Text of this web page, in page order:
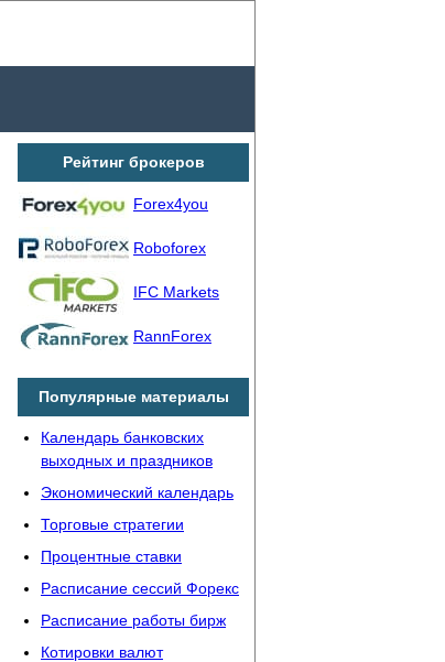
Рейтинг брокеров
Forex4you
Roboforex
IFC Markets
RannForex
Популярные материалы
Календарь банковских
выходных и праздников
Экономический календарь
Торговые стратегии
Процентные ставки
Расписание сессий Форекс
Расписание работы бирж
Котировки валют